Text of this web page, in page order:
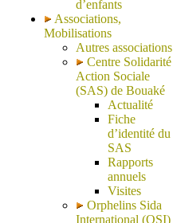
d’enfants
Associations,
Mobilisations
Autres associations
Centre Solidarité
Action Sociale
(SAS) de Bouaké
Actualité
Fiche
d’identité du
SAS
Rapports
annuels
Visites
Orphelins Sida
International (OSI)